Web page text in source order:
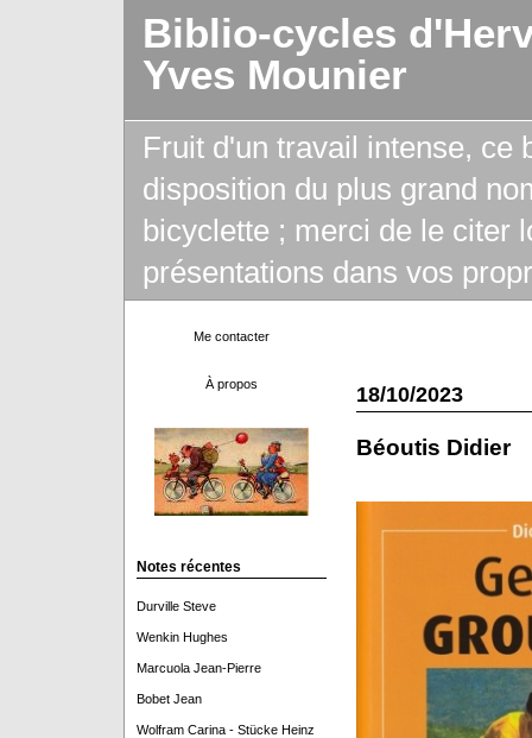
Biblio-cycles
Yves Mounier
Fruit d'un travail intense, ce
disposition du plus grand
bicyclette ; merci de le citer
présentations dans vos
Me contacter
À propos
Notes récentes
Durville Steve
Wenkin Hughes
Marcuola Jean-Pierre
Bobet Jean
Wolfram Carina - Stücke Heinz
18/10/2023
Béoutis Didier